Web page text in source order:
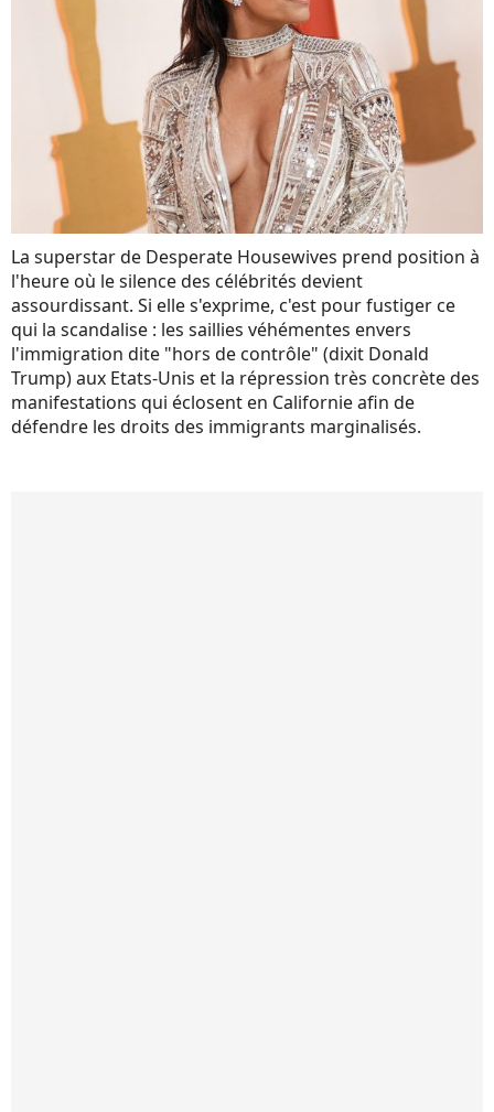
La superstar de Desperate Housewives prend position à
l'heure où le silence des célébrités devient
assourdissant. Si elle s'exprime, c'est pour fustiger ce
qui la scandalise : les saillies véhémentes envers
l'immigration dite "hors de contrôle" (dixit Donald
Trump) aux Etats-Unis et la répression très concrète des
manifestations qui éclosent en Californie afin de
défendre les droits des immigrants marginalisés.